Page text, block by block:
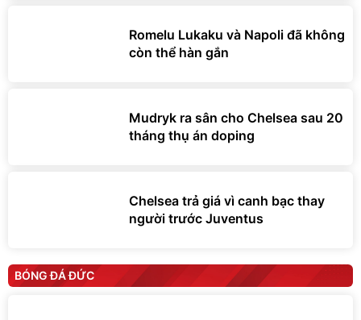
Romelu Lukaku và Napoli đã không
còn thể hàn gắn
Mudryk ra sân cho Chelsea sau 20
tháng thụ án doping
Chelsea trả giá vì canh bạc thay
người trước Juventus
BÓNG ĐÁ ĐỨC